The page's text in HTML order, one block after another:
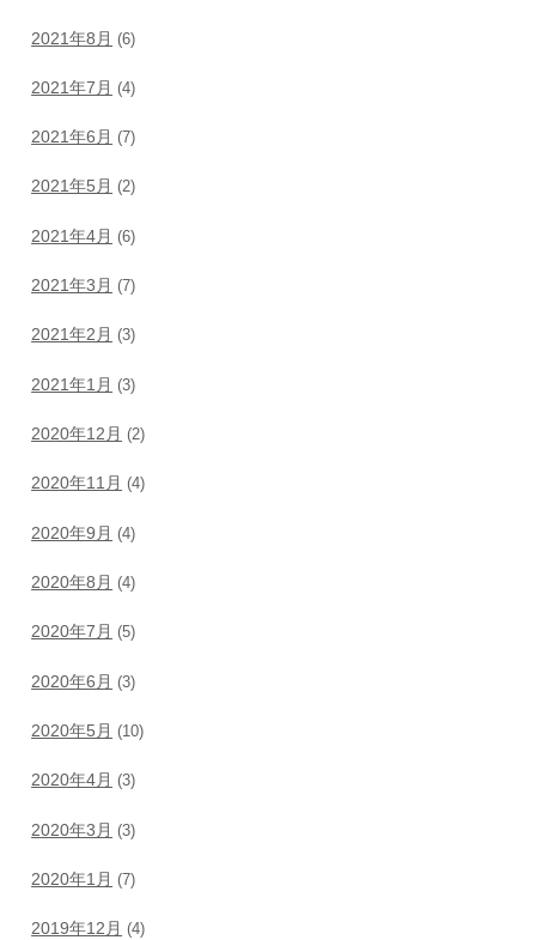
2021年8月 (6)
2021年7月 (4)
2021年6月 (7)
2021年5月 (2)
2021年4月 (6)
2021年3月 (7)
2021年2月 (3)
2021年1月 (3)
2020年12月 (2)
2020年11月 (4)
2020年9月 (4)
2020年8月 (4)
2020年7月 (5)
2020年6月 (3)
2020年5月 (10)
2020年4月 (3)
2020年3月 (3)
2020年1月 (7)
2019年12月 (4)